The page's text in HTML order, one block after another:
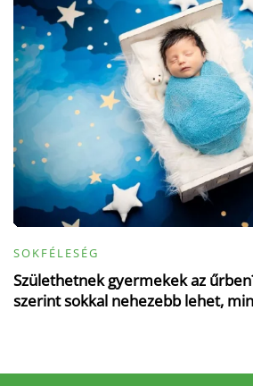
SOKFÉLESÉG
Születhetnek gyermekek az
szerint sokkal nehezebb lehet,